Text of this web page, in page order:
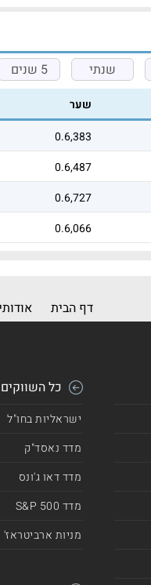
שנתי 5 שנים
שער
0.6,383
0.6,487
0.6,727
0.6,066
דף הבית
כל השווקים
ישראליות בחו"ל
מדד נאסד"ק
מדד דאו ג'ונס
מדד 500 S&P
מניות ארביטראז'